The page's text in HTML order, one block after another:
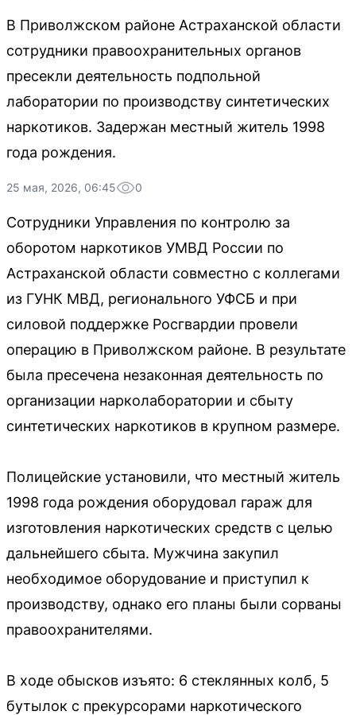
В Приволжском районе Астраханской области
сотрудники правоохранительных органов
пресекли деятельность подпольной
лаборатории по производству синтетических
наркотиков. Задержан местный житель 1998
года рождения.
25 мая, 2026, 06:45 0
Сотрудники Управления по контролю за
оборотом наркотиков УМВД России по
Астраханской области совместно с коллегами
из ГУНК МВД, регионального УФСБ и при
силовой поддержке Росгвардии провели
операцию в Приволжском районе. В результате
была пресечена незаконная деятельность по
организации нарколаборатории и сбыту
синтетических наркотиков в крупном размере.
Полицейские установили, что местный житель
1998 года рождения оборудовал гараж для
изготовления наркотических средств с целью
дальнейшего сбыта. Мужчина закупил
необходимое оборудование и приступил к
производству, однако его планы были сорваны
правоохранителями.
В ходе обысков изъято: 6 стеклянных колб, 5
бутылок с прекурсорами наркотического